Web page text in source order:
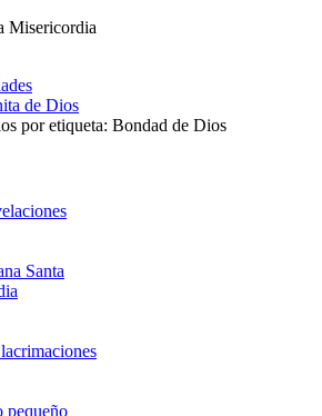
de Dios
por etiqueta: Bondad de Dios
Santa
pequeño